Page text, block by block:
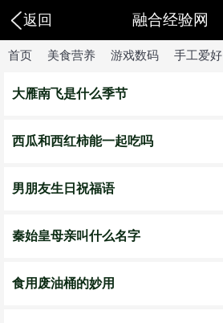
返回 融合经验网
首页 美食营养 游戏数码 手工爱好
大雁南飞是什么季节
西瓜和西红柿能一起吃吗
男朋友生日祝福语
秦始皇母亲叫什么名字
食用废油桶的妙用